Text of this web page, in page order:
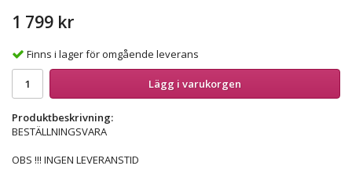
1 799 kr
Finns i lager för omgående leverans
Lägg i varukorgen
Produktbeskrivning:
BESTÄLLNINGSVARA
OBS !!! INGEN LEVERANSTID